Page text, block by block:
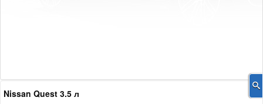
Nissan Quest 3.5 л